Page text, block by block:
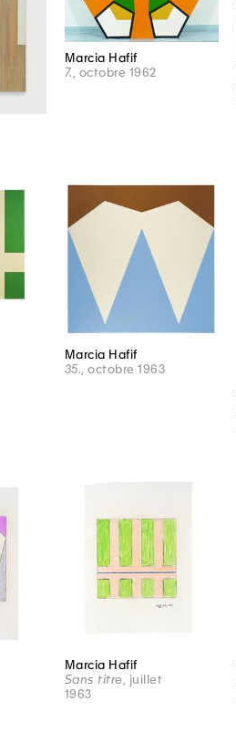
Marcia Hafif
7. , octobre 1962
Marcia Hafif
35. , octobre 1963
Marcia Hafif
Sans titre , juillet
1963